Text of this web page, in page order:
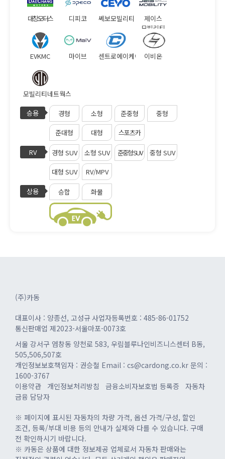
대창모터스 디피코 쎄보모빌리티
제이스
모빌리티
EVKMC 마이브 센트로에이케이 이비온
모빌리티네트웍스
승용
경형 소형 준중형
중형
준대형
대형 스포츠카
RV 경형 SUV 소형 SUV 준중형 SUV
중형 SUV
대형 SUV
RV/MPV
상용 승합 화물
(주)카동
대표이사 : 양종선, 고성규 사업자등록번호 : 485-86-01752
통신판매업 제2023-서울마포-0073호
서울 강서구 염창동 양천로 583, 우림블루나인비즈니스센터 B동,
505,506,507호
개인정보보호책임자 : 권승철 Email : cs@cardong.co.kr 문의 :
1600-3767
이용약관
개인정보처리방침 금융소비자보호법 등록증
자동차
금융 담당자
※ 페이지에 표시된 자동차의 차량 가격, 옵션 가격/구성, 할인
조건, 등록/부대 비용 등의 안내가 실제와 다를 수 있습니다. 구매
전 확인하시기 바랍니다.
※ 카동은 상품에 대한 정보제공 업체로서 자동차 판매와는